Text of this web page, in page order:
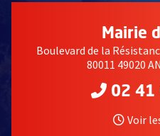
Mairie
Boulevard de la
80011 49020
02 41
Voir